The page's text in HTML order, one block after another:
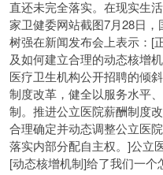
直还未完全落实。在现实生
家卫健委网站截图7月28日
树强在新闻发布会上表示：[
及如何建立合理的动态核增
医疗卫生机构公开招聘的倾
制度改革，健全以服务水平
制。推进公立医院薪酬制度
合理确定并动态调整公立医
落实内部分配自主权。]公立
[动态核增机制]给了我们一